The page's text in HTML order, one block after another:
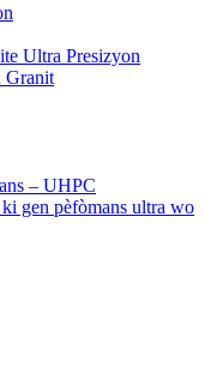
Ultra Presizyon
Granit
– UHPC
gen pèfòmans ultra wo